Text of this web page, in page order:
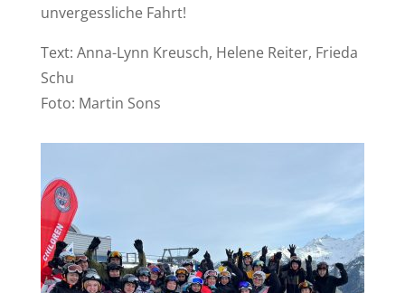
unvergessliche Fahrt!
Text: Anna-Lynn Kreusch, Helene Reiter, Frieda
Schu
Foto: Martin Sons